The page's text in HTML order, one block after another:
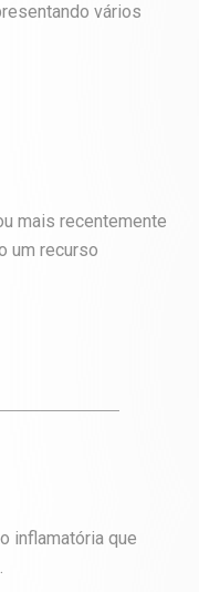
vários
mais recentemente
um recurso
inflamatória que